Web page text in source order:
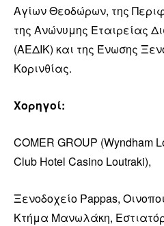
Αγίων Θεοδώρων, της
της Ανώνυμης Εταιρείας
(ΑΕΔΙΚ) και της Ένωσης
Κορινθίας.
Χορηγοί:
COMER GROUP (Wyndham
Club Hotel Casino Loutraki),
Ξενοδοχείο Pappas,
Κτήμα Μανωλάκη,